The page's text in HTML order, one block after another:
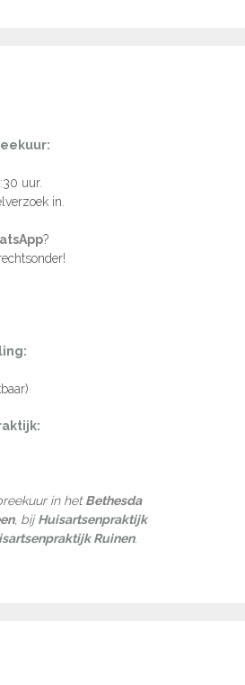
uur.
in.
?
in hetBethesda
, bijHuisartsenpraktijk
Ruinen.